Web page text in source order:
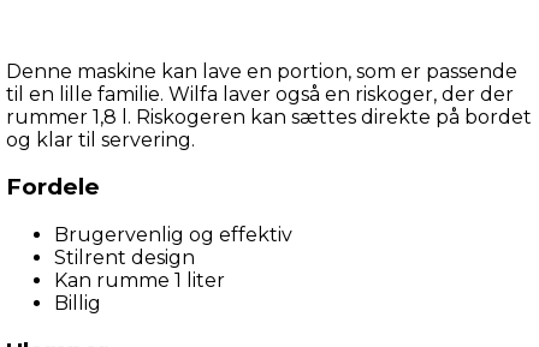
Denne maskine kan lave en portion, som er passende
til en lille familie. Wilfa laver også en riskoger, der der
rummer 1,8 l. Riskogeren kan sættes direkte på bordet
og klar til servering.
Fordele
Brugervenlig og effektiv
Stilrent design
Kan rumme 1 liter
Billig